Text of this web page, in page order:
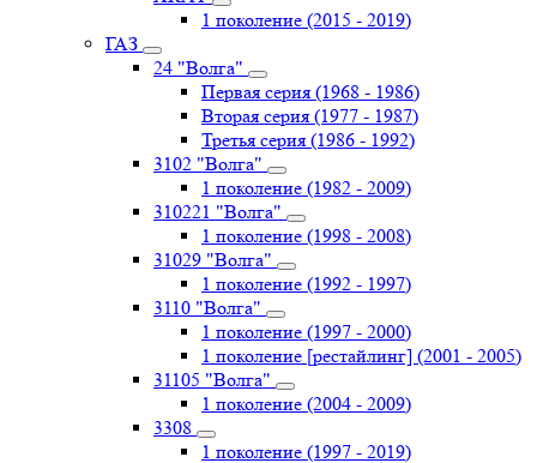
1 поколение (2015 - 2019)
ГАЗ
24 "Волга"
Первая серия (1968 - 1986)
Вторая серия (1977 - 1987)
Третья серия (1986 - 1992)
3102 "Волга"
1 поколение (1982 - 2009)
310221 "Волга"
1 поколение (1998 - 2008)
31029 "Волга"
1 поколение (1992 - 1997)
3110 "Волга"
1 поколение (1997 - 2000)
1 поколение [рестайлинг] (2001 - 2005)
31105 "Волга"
1 поколение (2004 - 2009)
3308
1 поколение (1997 - 2019)